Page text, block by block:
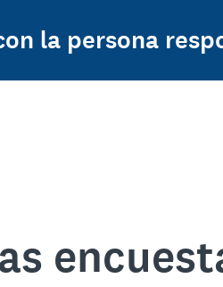
la persona